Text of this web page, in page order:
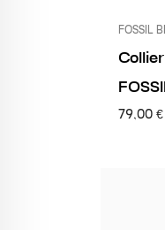
FOSSIL
79,00 €